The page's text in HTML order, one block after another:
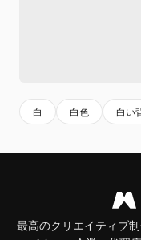
白 白色 白い
最高のクリエイティブ